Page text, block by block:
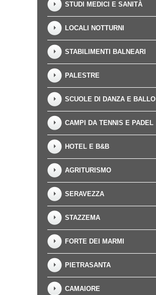
STUDI MEDICI E SANITÀ
LOCALI NOTTURNI
STABILIMENTI BALNEARI
PALESTRE
SCUOLE DI DANZA E BALLO
CAMPI DA TENNIS E PADEL
HOTEL E B&B
AGRITURISMO
SERAVEZZA
STAZZEMA
FORTE DEI MARMI
PIETRASANTA
CAMAIORE